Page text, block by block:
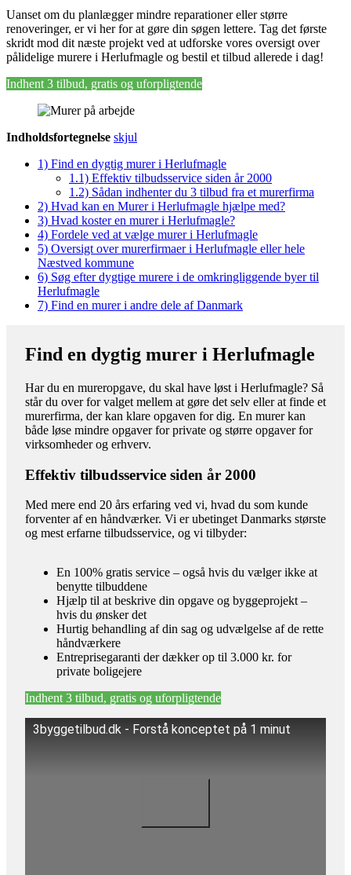
Uanset om du planlægger mindre reparationer eller større
renoveringer, er vi her for at gøre din søgen lettere. Tag det første
skridt mod dit næste projekt ved at udforske vores oversigt over
pålidelige murere i Herlufmagle og bestil et tilbud allerede i dag!
Indhent 3 tilbud, gratis og uforpligtende
Indholdsfortegnelse skjul
1) Find en dygtig murer i Herlufmagle
1.1) Effektiv tilbudsservice siden år 2000
1.2) Sådan indhenter du 3 tilbud fra et murerfirma
2) Hvad kan en Murer i Herlufmagle hjælpe med?
3) Hvad koster en murer i Herlufmagle?
4) Fordele ved at vælge murer i Herlufmagle
5) Oversigt over murerfirmaer i Herlufmagle eller hele
Næstved kommune
6) Søg efter dygtige murere i de omkringliggende byer til
Herlufmagle
7) Find en murer i andre dele af Danmark
Find en dygtig murer i Herlufmagle
Har du en mureropgave, du skal have løst i Herlufmagle? Så
står du over for valget mellem at gøre det selv eller at finde et
murerfirma, der kan klare opgaven for dig. En murer kan
både løse mindre opgaver for private og større opgaver for
virksomheder og erhverv.
Effektiv tilbudsservice siden år 2000
Med mere end 20 års erfaring ved vi, hvad du som kunde
forventer af en håndværker. Vi er ubetinget Danmarks største
og mest erfarne tilbudsservice, og vi tilbyder:
En 100% gratis service – også hvis du vælger ikke at
benytte tilbuddene
Hjælp til at beskrive din opgave og byggeprojekt –
hvis du ønsker det
Hurtig behandling af din sag og udvælgelse af de rette
håndværkere
Entreprisegaranti der dækker op til 3.000 kr. for
private boligejere
Indhent 3 tilbud, gratis og uforpligtende
3byggetilbud.dk - Forstå konceptet på 1 minut